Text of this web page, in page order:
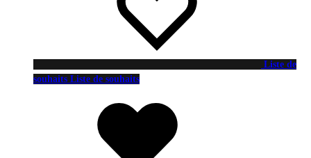
Liste de
souhaits Liste de souhaits